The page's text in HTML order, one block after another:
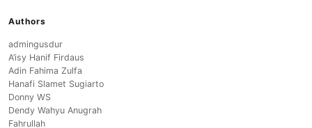
Authors
admingusdur
A’isy Hanif Firdaus
Adin Fahima Zulfa
Hanafi Slamet Sugiarto
Donny WS
Dendy Wahyu Anugrah
Fahrullah